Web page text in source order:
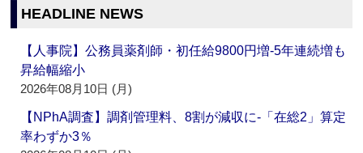
HEADLINE NEWS
【人事院】公務員薬剤師・初任給9800円増‐5年連続増も
昇給幅縮小
2026年08月10日 (月)
【NPhA調査】調剤管理料、8割が減収に‐「在総2」算定
率わずか3％